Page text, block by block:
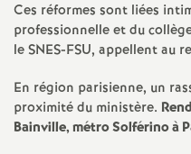
Ces réformes sont liées
professionnelle et du
leSNES-FSU, appellent au
En région parisienne, un
proximité du ministère.
Bainville, métro Solférino à